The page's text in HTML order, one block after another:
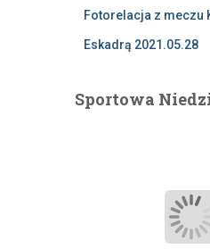
Fotorelacja z meczu
Eskadrą 2021.05.28
Sportowa